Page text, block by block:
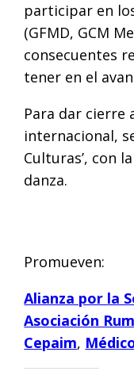
participar en
(GFMD, GCM
consecuentes
tener en el
Para dar cierre
internacional,
Culturas’, con
danza.
Promueven:
Alianza por la
Asociación
Cepaim,